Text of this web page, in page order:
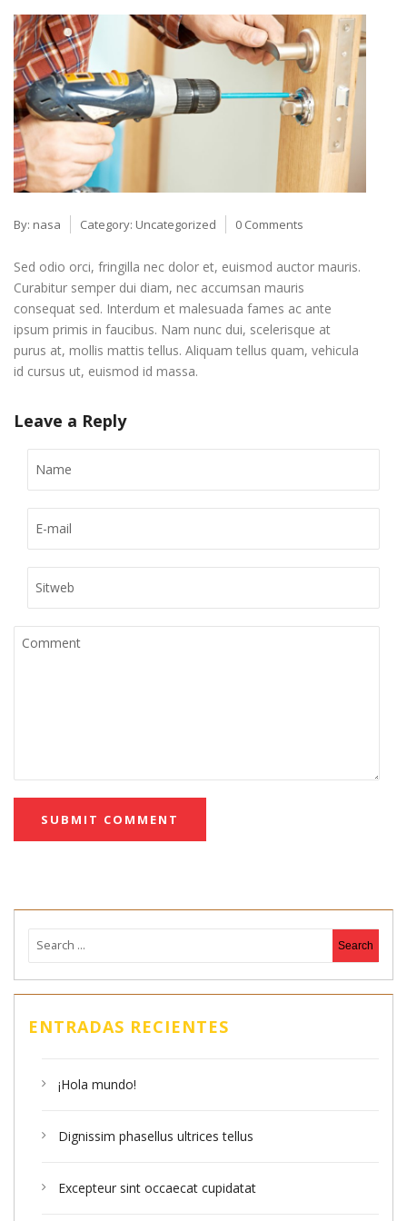
By: nasa Category: Uncategorized 0 Comments
Sed odio orci, fringilla nec dolor et, euismod auctor mauris.
Curabitur semper dui diam, nec accumsan mauris
consequat sed. Interdum et malesuada fames ac ante
ipsum primis in faucibus. Nam nunc dui, scelerisque at
purus at, mollis mattis tellus. Aliquam tellus quam, vehicula
id cursus ut, euismod id massa.
Leave a Reply
ENTRADAS RECIENTES
¡Hola mundo!
Dignissim phasellus ultrices tellus
Excepteur sint occaecat cupidatat